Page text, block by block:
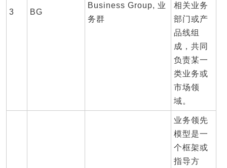
3 BG
Business Group, 业
务群
相关业务
部门或产
品线组
成，共同
负责某一
类业务或
市场领
域。
业务领先
模型是一
个框架或
指导方